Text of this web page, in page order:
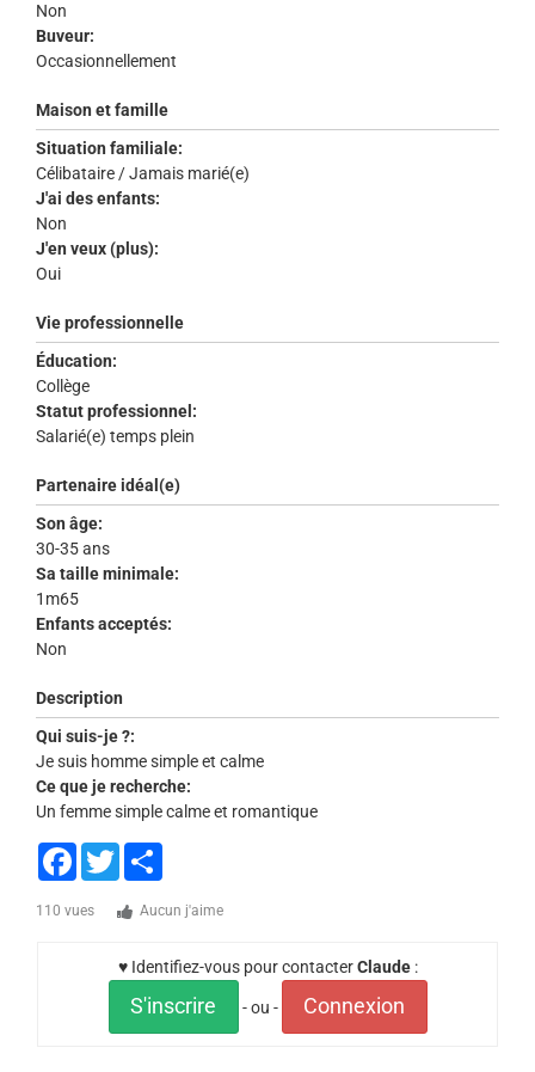
Non
Buveur:
Occasionnellement
Maison et famille
Situation familiale:
Célibataire / Jamais marié(e)
J'ai des enfants:
Non
J'en veux (plus):
Oui
Vie professionnelle
Éducation:
Collège
Statut professionnel:
Salarié(e) temps plein
Partenaire idéal(e)
Son âge:
30-35 ans
Sa taille minimale:
1m65
Enfants acceptés:
Non
Description
Qui suis-je ?:
Je suis homme simple et calme
Ce que je recherche:
Un femme simple calme et romantique
Facebook
Twitter
110 vues Aucun j'aime
♥ Identifiez-vous pour contacterClaude:
S'inscrire - ou - Connexion